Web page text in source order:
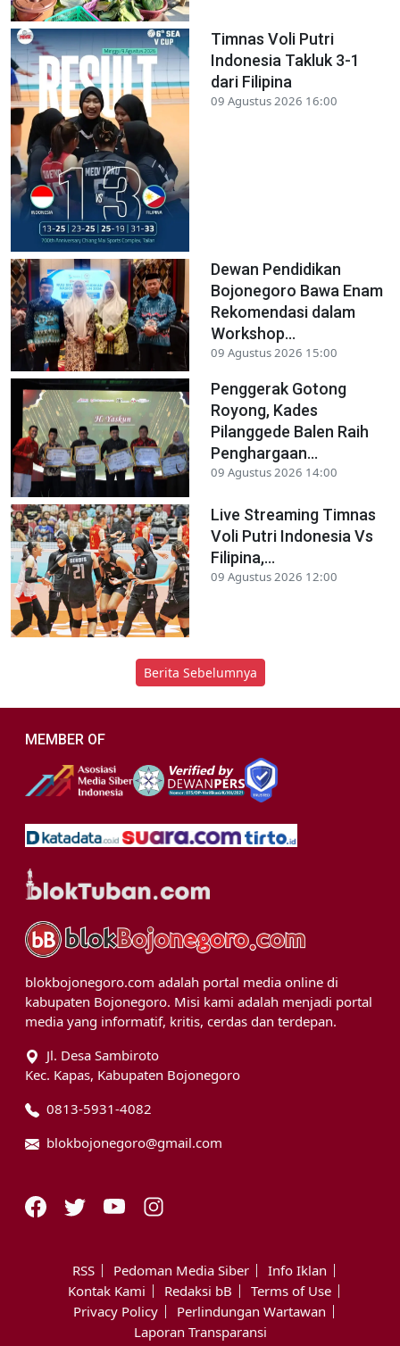
Timnas Voli Putri
Indonesia Takluk 3-1
dari Filipina
09 Agustus 2026 16:00
Dewan Pendidikan
Bojonegoro Bawa Enam
Rekomendasi dalam
Workshop...
09 Agustus 2026 15:00
Penggerak Gotong
Royong, Kades
Pilanggede Balen Raih
Penghargaan...
09 Agustus 2026 14:00
Live Streaming Timnas
Voli Putri Indonesia Vs
Filipina,...
09 Agustus 2026 12:00
Berita Sebelumnya
MEMBER OF
blokbojonegoro.com adalah portal media online di
kabupaten Bojonegoro. Misi kami adalah menjadi portal
media yang informatif, kritis, cerdas dan terdepan.
Jl. Desa Sambiroto
Kec. Kapas, Kabupaten Bojonegoro
0813-5931-4082
blokbojonegoro@gmail.com
RSS Pedoman Media Siber
Info Iklan
Kontak Kami
Redaksi bB
Terms of Use
Privacy Policy
Perlindungan Wartawan
Laporan Transparansi